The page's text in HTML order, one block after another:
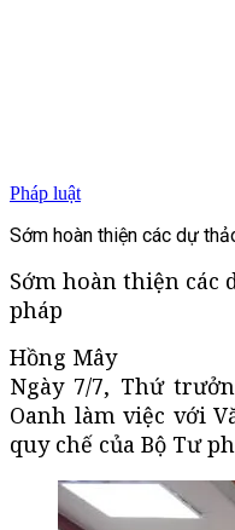
Pháp luật
Sớm hoàn thiện các dự
Sớm hoàn thiện các
pháp
Hồng Mây
Ngày 7/7, Thứ
Oanh làm việc với
quy chế của Bộ Tư